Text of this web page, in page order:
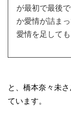
が最初で最後
か愛情が詰ま
愛情を足して
と、橋本奈々未
ています。